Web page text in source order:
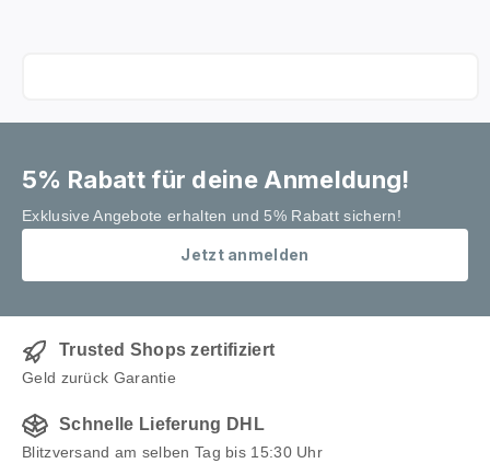
5% Rabatt für deine Anmeldung!
Exklusive Angebote erhalten und 5% Rabatt sichern!
Jetzt anmelden
Trusted Shops zertifiziert
Geld zurück Garantie
Schnelle Lieferung DHL
Blitzversand am selben Tag bis 15:30 Uhr